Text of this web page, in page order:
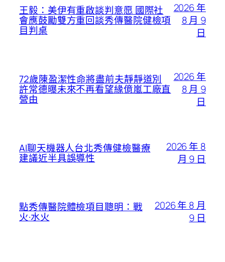
王毅：美伊有重啟談判意愿 國際社
會應鼓勵雙方重回談秀傳醫院健檢項
目判桌
2026 年
8 月 9
日
72歲陳盈潔性命將盡前夫靜靜道別
許常德曝未來不再看望緣億嵐工廠直
營由
2026 年
8 月 9
日
AI聊天機器人台北秀傳健檢醫療
建議近半具誤導性
2026 年 8
月 9 日
點秀傳醫院體檢項目聰明：戰
火·水火
2026 年 8 月
9 日